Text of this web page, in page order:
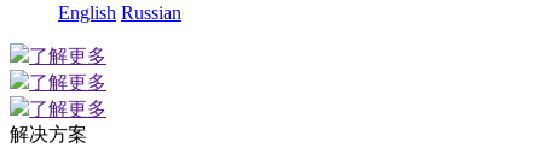
English Russian
了解更多
了解更多
了解更多
解决方案